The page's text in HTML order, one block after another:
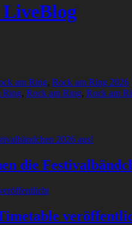
LiveBlog
am Ring, Rock am Ring 2026
Ring, Rock am Ring, Rock am
die